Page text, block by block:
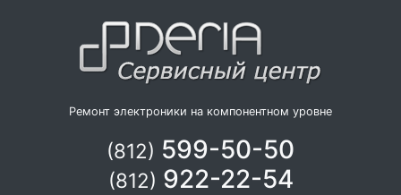
Ремонт электроники на компонентном уровне
(812) 599-50-50
(812) 922-22-54